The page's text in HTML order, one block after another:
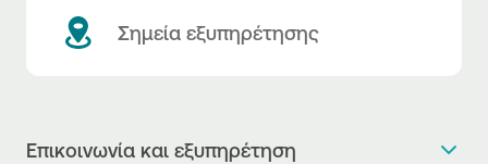
Σημεία εξυπηρέτησης
Επικοινωνία και εξυπηρέτηση